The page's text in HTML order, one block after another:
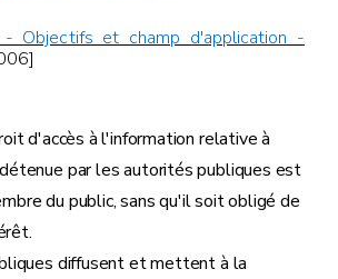
- Objectifs et champ d'application -
d'accès à l'information relative à
par les autorités publiques est
du public, sans qu'il soit obligé de
diffusent et mettent à la